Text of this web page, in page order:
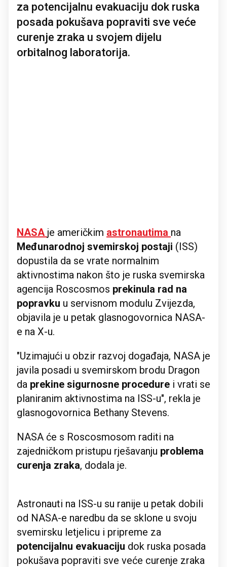
za potencijalnu evakuaciju dok ruska
posada pokušava popraviti sve veće
curenje zraka u svojem dijelu
orbitalnog laboratorija.
NASA ‌ je američkim astronautima na
Međunarodnoj svemirskoj postaji (ISS)
dopustila da se vrate normalnim
aktivnostima nakon što je ruska svemirska
agencija Roscosmos prekinula rad na
popravku u servisnom modulu Zvijezda,
objavila je u petak glasnogovornica NASA-
e na X-u.
"Uzimajući u obzir razvoj događaja, NASA je
javila posadi u svemirskom brodu Dragon
da prekine sigurnosne procedure i vrati se
planiranim aktivnostima na ISS-u", rekla je
glasnogovornica Bethany Stevens.
NASA će s Roscosmosom raditi na
zajedničkom pristupu rješavanju problema
curenja zraka, dodala je.
Astronauti na ISS-u su ranije u petak dobili
od NASA-e naredbu da se sklone u svoju
svemirsku letjelicu i pripreme za
potencijalnu evakuaciju dok ruska posada
pokušava popraviti sve veće curenje zraka